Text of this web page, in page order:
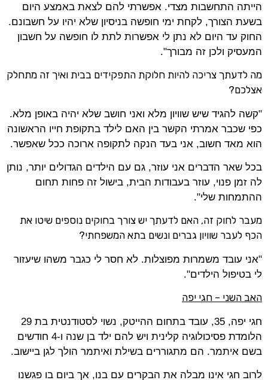
הייתה התחשבות מצדי. אפשרתי להם לצאת באמצע היום
בשעת הצורך, לקחת ימי חופשה בניסיון שלא יהיו על חשבונם.
החוק עד היום לא נתן לי אפשרות לתת לו חופשה על חשבון
המעסיק ולכן זה מבורך".
מה לדעתך צריכה להיות חלוקת התפקידים בבית ואיך זה מתחלק
אצלכם?
"קשה להגיד שיש שוויון מלא ואני חושב שלא יהיה באופן מלא.
כפי שכבר אמרתי הקשר בין האם לילד בתקופת חייו הראשונה
הוא מאד חשוב, אני בעד הנקה לתקופה ארוכה ככל שאפשר.
בכל שאר הדברים אני עוזר, גם עם הילדים הגדולים יותר, נותן
לה זמן פנוי, עוזר בעבודות הבית, בישול זה פחות תחום
ההתמחות שלי".
מעבר לחוק זה, האם לדעתך יש צורך בחוקים נוספים שיטו את
הכף לעבר שוויון גברים ונשים בתא המשפחתי?
"אני עובד משמרות מפוצלות. לא חסר לי כגבר משהו שיעזור
לי בטיפול הילדים".
האב השני – חגי יפה
חגי יפה, 35, עובד בתחום ההייטק, נשוי לסטודנטית בת 29
הלומדת פסיכולוגיה קלינית ויש להם ילד בן שנה ו-4 חודשים
בשם איתמר. הם מתגוררים בשילת ואיתמר הולך לגן ביישוב.
לרוב חגי אינו מבלה את הבקרים עם בנו, אך ביום בו פגשנו